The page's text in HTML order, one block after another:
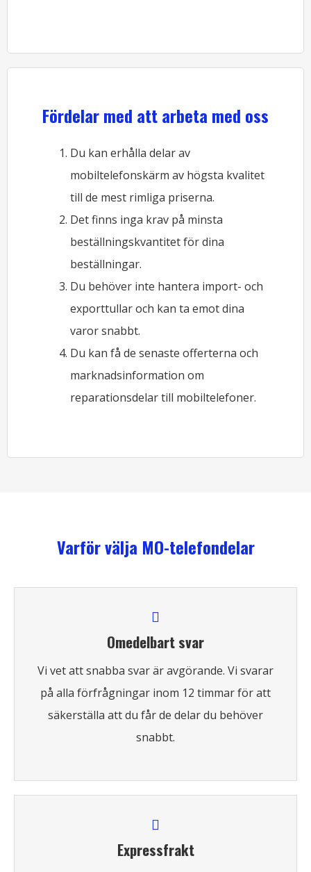
Fördelar med att arbeta med oss
Du kan erhålla delar av
mobiltelefonskärm av högsta kvalitet
till de mest rimliga priserna.
Det finns inga krav på minsta
beställningskvantitet för dina
beställningar.
Du behöver inte hantera import- och
exporttullar och kan ta emot dina
varor snabbt.
Du kan få de senaste offerterna och
marknadsinformation om
reparationsdelar till mobiltelefoner.
Varför välja MO-telefondelar
Omedelbart svar
Vi vet att snabba svar är avgörande. Vi svarar
på alla förfrågningar inom 12 timmar för att
säkerställa att du får de delar du behöver
snabbt.
Expressfrakt